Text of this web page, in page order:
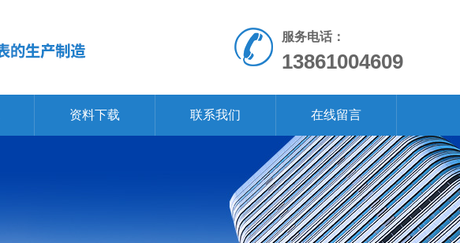
服务电话：
13861004609
资料下载 联系我们 在线留言